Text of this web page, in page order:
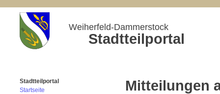
Weiherfeld-Dammerstock
Stadtteilportal
Stadtteilportal
Startseite
Mitteilungen